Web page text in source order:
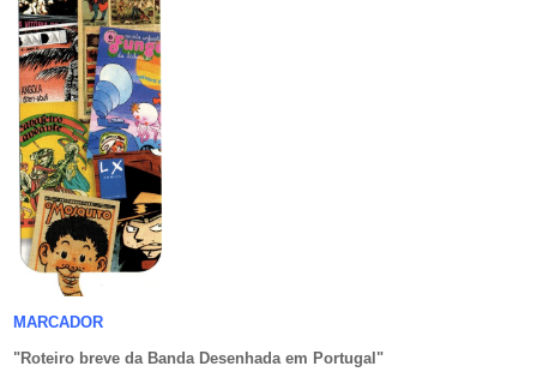
MARCADOR
"Roteiro breve da Banda Desenhada em Portugal "